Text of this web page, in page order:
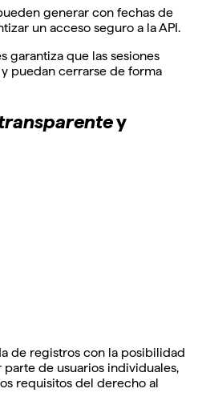
generar con fechas de
un acceso seguro a la API.
garantiza que las sesiones
puedan cerrarse de forma
y
de registros con la posibilidad
de usuarios individuales,
requisitos del derecho al